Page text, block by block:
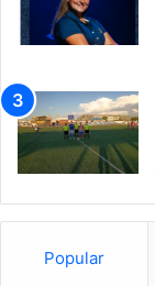
Popular